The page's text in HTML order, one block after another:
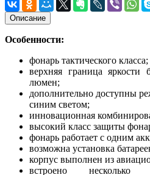
Описание
Особенности:
фонарь тактического класса;
верхняя граница
люмен;
дополнительно доступны
синим светом;
инновационная
высокий класс защиты
фонарь работает с одним
возможна установка
корпус выполнен из
встроено несколько